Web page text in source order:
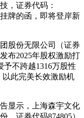
，证券代码：
牌的函，即将登岸新
股份无限公司（证券
布2025年股权激励打
不跨越1316万股性
以此完美长效激励机
显示，上海森宇文化
，证券代码874805）